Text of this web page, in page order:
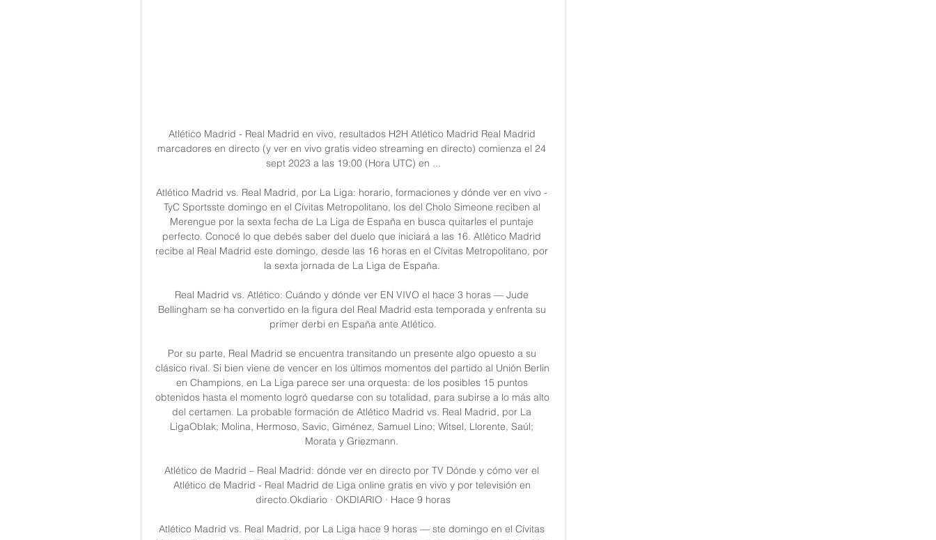
Atlético Madrid - Real Madrid en vivo, resultados H2H Atlético Madrid Real Madrid
marcadores en directo (y ver en vivo gratis video streaming en directo) comienza el 24
sept 2023 a las 19:00 (Hora UTC) en ...
Atlético Madrid vs. Real Madrid, por La Liga: horario, formaciones y dónde ver en vivo -
TyC Sportsste domingo en el Cívitas Metropolitano, los del Cholo Simeone reciben al
Merengue por la sexta fecha de La Liga de España en busca quitarles el puntaje
perfecto. Conocé lo que debés saber del duelo que iniciará a las 16. Atlético Madrid
recibe al Real Madrid este domingo, desde las 16 horas en el Cívitas Metropolitano, por
la sexta jornada de La Liga de España.
Real Madrid vs. Atlético: Cuándo y dónde ver EN VIVO el hace 3 horas — Jude
Bellingham se ha convertido en la figura del Real Madrid esta temporada y enfrenta su
primer derbi en España ante Atlético.
Por su parte, Real Madrid se encuentra transitando un presente algo opuesto a su
clásico rival. Si bien viene de vencer en los últimos momentos del partido al Unión Berlin
en Champions, en La Liga parece ser una orquesta: de los posibles 15 puntos
obtenidos hasta el momento logró quedarse con su totalidad, para subirse a lo más alto
del certamen. La probable formación de Atlético Madrid vs. Real Madrid, por La
LigaOblak; Molina, Hermoso, Savic, Giménez, Samuel Lino; Witsel, Llorente, Saúl;
Morata y Griezmann.
Atlético de Madrid – Real Madrid: dónde ver en directo por TV Dónde y cómo ver el
Atlético de Madrid - Real Madrid de Liga online gratis en vivo y por televisión en
directo.Okdiario · OKDIARIO · Hace 9 horas
Atlético Madrid vs. Real Madrid, por La Liga hace 9 horas — ste domingo en el Cívitas